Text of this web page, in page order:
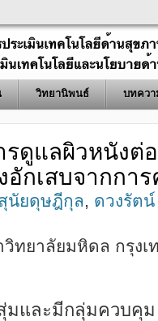
วิทยานิพนธ์ บทควา
ดูแลผิวหนังต่
กเสบจากกา
นัยดุษฎีกุล, ดวงรัต
ทยาลัยมหิดล กรุงเ
มและมีกลุ่มควบคุ